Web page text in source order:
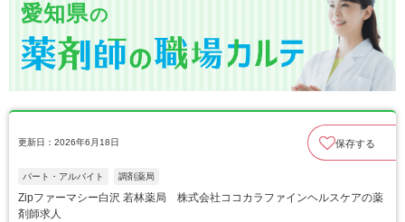
愛知県の
更新日：2026年6月18日 保存する
パート・アルバイト 調剤薬局
Zipファーマシー白沢 若林薬局 株式会社ココカラファインヘルスケアの薬
剤師求人